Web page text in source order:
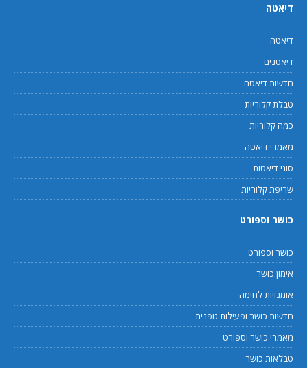
דיאטה
דיאטה
דיאטנים
חדשות דיאטה
טבלת קלוריות
כמה קלוריות
מאמרי דיאטה
סוגי דיאטות
שריפת קלוריות
כושר וספורט
כושר וספורט
אימון כושר
אומנויות לחימה
חדשות כושר ופעילות גופנית
מאמרי כושר וספורט
טבלאות כושר